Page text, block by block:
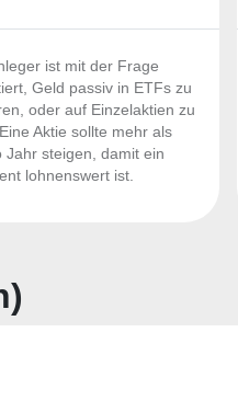
ist mit der Frage
Geld passiv in ETFs zu
oder auf Einzelaktien zu
Aktie sollte mehr als
Jahr steigen, damit ein
lohnenswert ist.